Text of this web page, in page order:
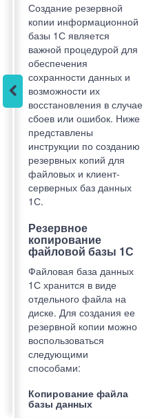
Создание резервной
копии информационной
базы 1С является
важной процедурой для
обеспечения
сохранности данных и
возможности их
восстановления в случае
сбоев или ошибок. Ниже
представлены
инструкции по созданию
резервных копий для
файловых и клиент-
серверных баз данных
1С.​
Резервное
копирование
файловой базы 1С
Файловая база данных
1С хранится в виде
отдельного файла на
диске. Для создания ее
резервной копии можно
воспользоваться
следующими
способами:​
Копирование файла
базы данных